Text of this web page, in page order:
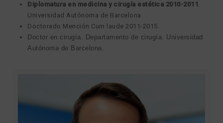
Diplomatura en medicina y cirugía estética 2010-2011 .
Universidad Autónoma de Barcelona.
Doctorado Mención Cum laude 2011-2015.
Doctor en cirugía. Departamento de cirugía. Universidad
Autónoma de Barcelona.